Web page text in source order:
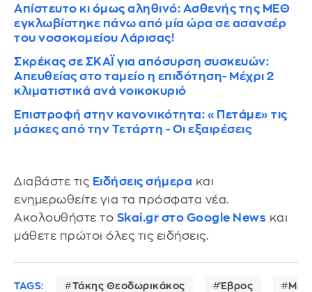
Απίστευτο κι όμως αληθινό: Ασθενής της ΜΕΘ
εγκλωβίστηκε πάνω από μία ώρα σε ασανσέρ
του νοσοκομείου Λάρισας!
Σκρέκας σε ΣΚΑΪ για απόσυρση συσκευών:
Απευθείας στο ταμείο η επιδότηση- Μέχρι 2
κλιματιστικά ανά νοικοκυριό
Επιστροφή στην κανονικότητα: «Πετάμε» τις
μάσκες από την Τετάρτη - Οι εξαιρέσεις
Διαβάστε τις Ειδήσεις σήμερα και
ενημερωθείτε για τα πρόσφατα νέα.
Ακολουθήστε το Skai.gr στο Google News και
μάθετε πρώτοι όλες τις ειδήσεις.
TAGS: Τάκης Θεοδωρικάκος Έβρος